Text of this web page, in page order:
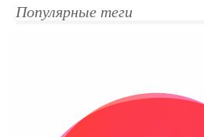
Популярные теги